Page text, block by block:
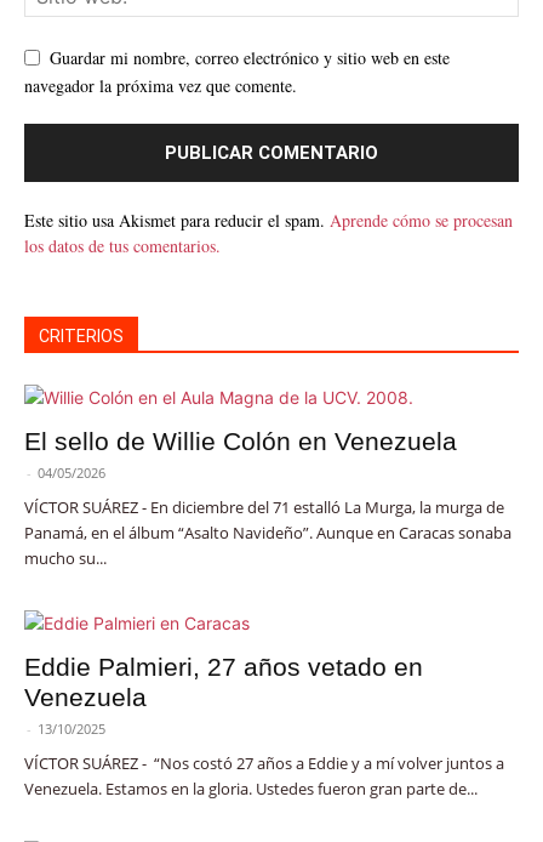
Guardar mi nombre, correo electrónico y sitio web en este
navegador la próxima vez que comente.
Este sitio usa Akismet para reducir el spam. Aprende cómo se procesan
los datos de tus comentarios.
CRITERIOS
El sello de Willie Colón en Venezuela
- 04/05/2026
VÍCTOR SUÁREZ - En diciembre del 71 estalló La Murga, la murga de
Panamá, en el álbum “Asalto Navideño”. Aunque en Caracas sonaba
mucho su...
Eddie Palmieri, 27 años vetado en
Venezuela
- 13/10/2025
VÍCTOR SUÁREZ - “Nos costó 27 años a Eddie y a mí volver juntos a
Venezuela. Estamos en la gloria. Ustedes fueron gran parte de...